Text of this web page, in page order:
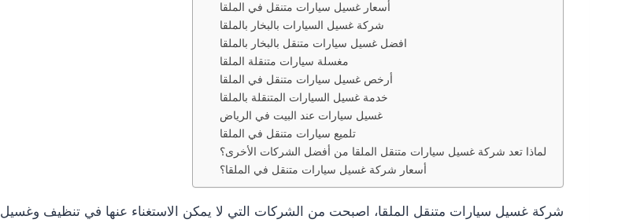
أسعار غسيل سيارات متنقل في الملقا
شركة غسيل السيارات بالبخار بالملقا
افضل غسيل سيارات متنقل بالبخار بالملقا
مغسلة سيارات متنقلة الملقا
أرخص غسيل سيارات متنقل في الملقا
خدمة غسيل السيارات المتنقلة بالملقا
غسيل سيارات عند البيت في الرياض
تلميع سيارات متنقل في الملقا
لماذا تعد شركة غسيل سيارات متنقل الملقا من أفضل الشركات الأخرى؟
أسعار شركة غسيل سيارات متنقل في الملقا؟
شركة غسيل سيارات متنقل الملقا، اصبحت من الشركات التي لا يمكن الاستغناء عنها في تنظيف وغسيل